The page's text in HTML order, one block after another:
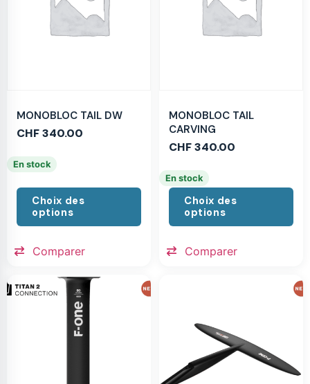
MONOBLOC TAIL DW
CHF340.00
En stock
Choix des
options
Comparer
MONOBLOC TAIL
CARVING
CHF340.00
En stock
Choix des
options
Comparer